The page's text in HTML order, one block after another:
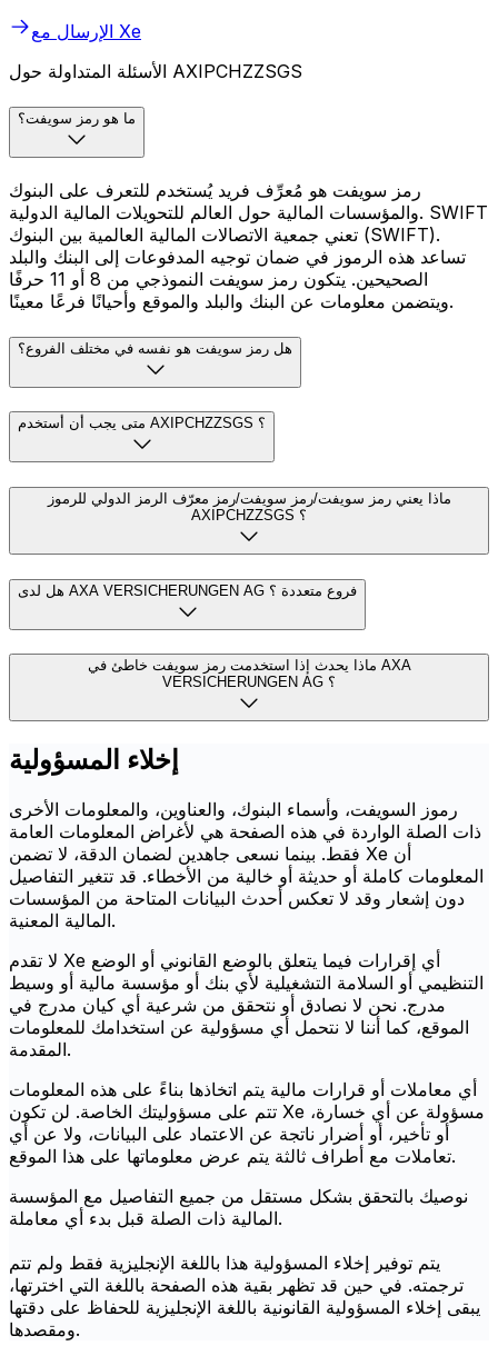
الإرسال مع Xe
الأسئلة المتداولة حول AXIPCHZZSGS
ما هو رمز سويفت؟
رمز سويفت هو مُعرِّف فريد يُستخدم للتعرف على البنوك
والمؤسسات المالية حول العالم للتحويلات المالية الدولية. SWIFT
تعني جمعية الاتصالات المالية العالمية بين البنوك (SWIFT).
تساعد هذه الرموز في ضمان توجيه المدفوعات إلى البنك والبلد
الصحيحين. يتكون رمز سويفت النموذجي من 8 أو 11 حرفًا
ويتضمن معلومات عن البنك والبلد والموقع وأحيانًا فرعًا معينًا.
هل رمز سويفت هو نفسه في مختلف الفروع؟
متى يجب أن أستخدم AXIPCHZZSGS ؟
ماذا يعني رمز سويفت/رمز سويفت/رمز معرّف الرمز الدولي للرموز
AXIPCHZZSGS ؟
هل لدى AXA VERSICHERUNGEN AG فروع متعددة ؟
ماذا يحدث إذا استخدمت رمز سويفت خاطئ في AXA
VERSICHERUNGEN AG ؟
إخلاء المسؤولية
رموز السويفت، وأسماء البنوك، والعناوين، والمعلومات الأخرى
ذات الصلة الواردة في هذه الصفحة هي لأغراض المعلومات العامة
فقط. بينما نسعى جاهدين لضمان الدقة، لا تضمن Xe أن
المعلومات كاملة أو حديثة أو خالية من الأخطاء. قد تتغير التفاصيل
دون إشعار وقد لا تعكس أحدث البيانات المتاحة من المؤسسات
المالية المعنية.
لا تقدم Xe أي إقرارات فيما يتعلق بالوضع القانوني أو الوضع
التنظيمي أو السلامة التشغيلية لأي بنك أو مؤسسة مالية أو وسيط
مدرج. نحن لا نصادق أو نتحقق من شرعية أي كيان مدرج في
الموقع، كما أننا لا نتحمل أي مسؤولية عن استخدامك للمعلومات
المقدمة.
أي معاملات أو قرارات مالية يتم اتخاذها بناءً على هذه المعلومات
تتم على مسؤوليتك الخاصة. لن تكون Xe مسؤولة عن أي خسارة،
أو تأخير، أو أضرار ناتجة عن الاعتماد على البيانات، ولا عن أي
تعاملات مع أطراف ثالثة يتم عرض معلوماتها على هذا الموقع.
نوصيك بالتحقق بشكل مستقل من جميع التفاصيل مع المؤسسة
المالية ذات الصلة قبل بدء أي معاملة.
يتم توفير إخلاء المسؤولية هذا باللغة الإنجليزية فقط ولم تتم
ترجمته. في حين قد تظهر بقية هذه الصفحة باللغة التي اخترتها،
يبقى إخلاء المسؤولية القانونية باللغة الإنجليزية للحفاظ على دقتها
ومقصدها.